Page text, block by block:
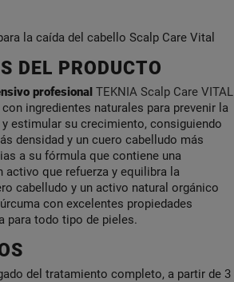
la caída del cabello Scalp Care Vital
DEL PRODUCTO
profesional TEKNIA Scalp Care VITAL
ingredientes naturales para prevenir la
estimular su crecimiento, consiguiendo
densidad y un cuero cabelludo más
a su fórmula que contiene una
activo que refuerza y equilibra la
cabelludo y un activo natural orgánico
con excelentes propiedades
para todo tipo de pieles.
del tratamiento completo, a partir de 3